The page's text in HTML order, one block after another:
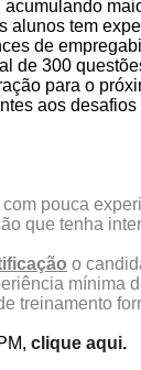
alunos tem
de
de 300
para o
aos
pouca
que tenha
o
treinamento
clique aqui.